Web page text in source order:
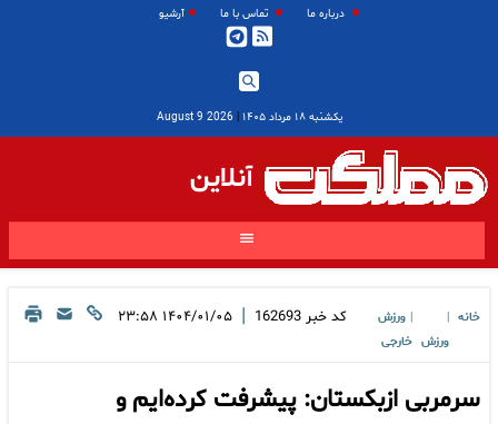
درباره ما تماس با ما آرشیو
یکشنبه ۱۸ مرداد ۱۴۰۵ |
2026 August 9
آنلاین
خانه
ورزش
ورزش
خارجی
کد خبر 162693
| ۱۴۰۴/۰۱/۰۵ ۲۳:۵۸
سرمربی ازبکستان: پیشرفت کرده‌ایم و